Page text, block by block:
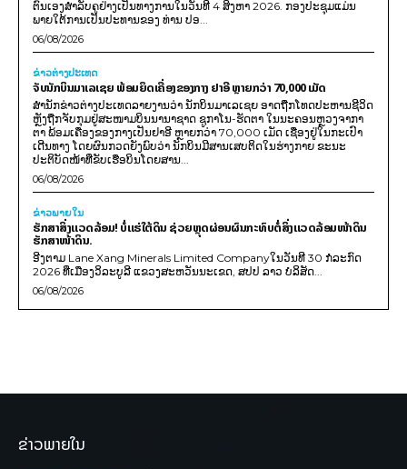
ຕົນເອງສຳລັບຄູຢ່າງເປັນທາງການໃນວັນທີ 4 ສິງຫາ 2026. ກອງປະຊຸມແມ່ນ
ພາຍໃຕ້ການເປັນປະທານຂອງ ທ່ານ ປອ...
06/08/2026
ຂ່າວຕ່າງປະເທດ
ຈັບນັກບິນມາເລເຊຍ ພ້ອມຍຶດເຄື່ອງຂອງກາງ ຢາອີ ຫຼາຍກວ່າ 70,000 ເມັດ
ສຳນັກຂ່າວຕ່າງປະເທດລາຍງານວ່າ ນັກບິນມາເລເຊຍ ອາດຖືກໂທດປະຫານຊີວິດ
ຫຼັງຖືກຈັບກຸມຢູ່ສະໜາມບິນນານາຊາດ ຊູກາໂນ-ຮັດຕາ ໃນນະຄອນຫຼວງຈາກາ
ຕາ ພ້ອມເຄື່ອງຂອງກາງເປັນຢາອີ ຫຼາຍກວ່າ 70,000 ເມັດ ເຊື່ອງຢູ່ໃນກະເປົາ
ເດີນທາງ ໂດຍຜົນກວດຍັງພົບວ່າ ນັກບິນມີສານເສບຕິດໃນຮ່າງກາຍ ຂະນະ
ປະຕິບັດໜ້າທີ່ຂັບເຮືອບິນໂດຍສານ...
06/08/2026
ຂ່າວພາຍ​ໃນ
ຮັກສາສິ່ງແວດລ້ອມ! ບໍ່ແຮ່ໃຕ້ດິນ ຊ່ວຍຫຼຸດຜ່ອນຜົນກະທົບຕໍ່ສິ່ງແວດລ້ອມໜ້າດິນ
ຮັກສາໜ້າດິນ.
ອີງຕາມ Lane Xang Minerals Limited Companyໃນວັນທີ 30 ກໍລະກົດ
2026 ທີ່ເມືອງວິລະບູລີ ແຂວງສະຫວັນນະເຂດ, ສປປ ລາວ ບໍລິສັດ...
06/08/2026
ຂ່າວພາຍໃນ